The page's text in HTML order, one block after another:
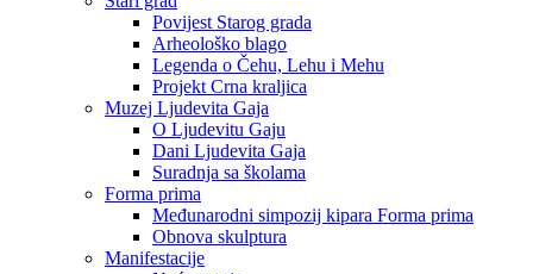
Povijest Starog grada
Arheološko blago
Legenda o Čehu, Lehu i Mehu
Projekt Crna kraljica
Muzej Ljudevita Gaja
O Ljudevitu Gaju
Dani Ljudevita Gaja
Suradnja sa školama
Forma prima
Međunarodni simpozij kipara Forma prima
Obnova skulptura
Manifestacije